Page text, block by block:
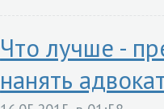
Что лучше -
нанять